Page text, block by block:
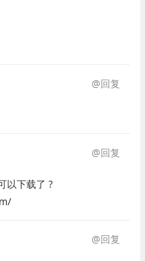
@回复
@回复
以下载了 ?
@回复